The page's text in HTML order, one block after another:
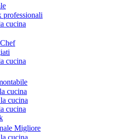
cucina
cucina
cucina
cucina
cucina
Migliore
cucina